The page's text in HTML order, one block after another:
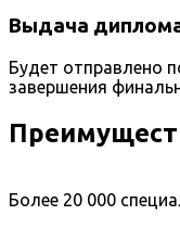
Выдача
Будет отправлено
завершения
Более 20 000